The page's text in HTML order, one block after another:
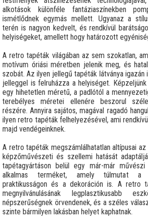
alkotások különféle fantáziaszínekben
ismétlődnek egymás mellett. Ugyanaz a
terén is nagyon kedvelt, és rendkívül
helyiségeket, amellett hogy határozott
A retro tapéták világában az sem szokatlan,
motívum óriási méretben jelenik meg, és
szobát. Az ilyen jellegű tapéták látványa igazán
jelleggel is felruházza a helyiséget.
egy hihetetlen méretű, a padlótól a
terebélyes méretei ellenére beszorul
részére. Annyira sajátos, magával ragadó
ilyen retro tapéták felhelyezésével, ami
majd vendégeinknek.
A retro tapéták megszámlálhatatlan altípusai
képzőművészeti és szellemi hatását
tapétagyártáson belül egy már-már
alkalmas terméket, amely túlmutat a
praktikusságon és a dekoráción is. A retro
megnyilvánulásának legplasztikusabb
népszerűségnek örvendenek, és a széles
szinte bármilyen lakásban helyet kaphatnak.